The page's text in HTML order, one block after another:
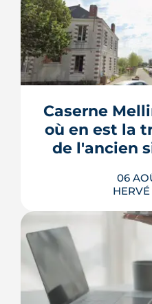
Caserne
où en est la
de l'ancien
06
L'ancienne
quartier habité de